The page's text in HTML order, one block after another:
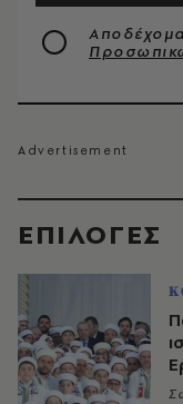
EΠΙΛΟΓΈΣ